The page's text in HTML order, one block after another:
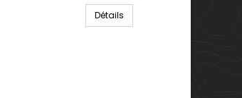
de
base
Détails